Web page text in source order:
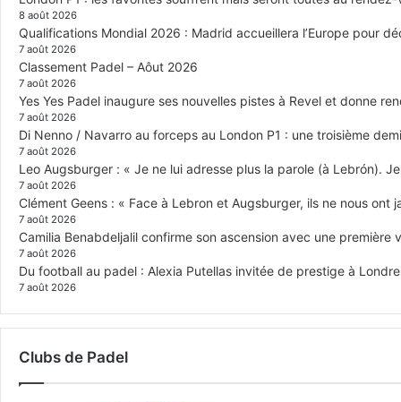
8 août 2026
Qualifications Mondial 2026 : Madrid accueillera l’Europe pour
7 août 2026
Classement Padel – Aôut 2026
7 août 2026
Yes Yes Padel inaugure ses nouvelles pistes à Revel et donne
7 août 2026
Di Nenno / Navarro au forceps au London P1 : une troisième
7 août 2026
Leo Augsburger : « Je ne lui adresse plus la parole (à Lebrón).
7 août 2026
Clément Geens : « Face à Lebron et Augsburger, ils ne nous ont
7 août 2026
Camilia Benabdeljalil confirme son ascension avec une première
7 août 2026
Du football au padel : Alexia Putellas invitée de prestige à
7 août 2026
Clubs de Padel